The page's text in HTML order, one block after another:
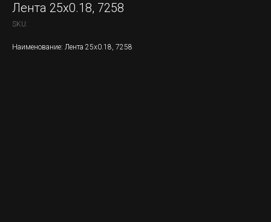
Лента 25x0.18, 7258
SKU:
Наименование: Лента 25x0.18, 7258